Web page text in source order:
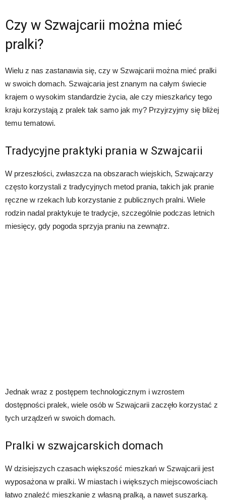
Czy w Szwajcarii można mieć
pralki?
Wielu z nas zastanawia się, czy w Szwajcarii można mieć pralki
w swoich domach. Szwajcaria jest znanym na całym świecie
krajem o wysokim standardzie życia, ale czy mieszkańcy tego
kraju korzystają z pralek tak samo jak my? Przyjrzyjmy się bliżej
temu tematowi.
Tradycyjne praktyki prania w Szwajcarii
W przeszłości, zwłaszcza na obszarach wiejskich, Szwajcarzy
często korzystali z tradycyjnych metod prania, takich jak pranie
ręczne w rzekach lub korzystanie z publicznych pralni. Wiele
rodzin nadal praktykuje te tradycje, szczególnie podczas letnich
miesięcy, gdy pogoda sprzyja praniu na zewnątrz.
Jednak wraz z postępem technologicznym i wzrostem
dostępności pralek, wiele osób w Szwajcarii zaczęło korzystać z
tych urządzeń w swoich domach.
Pralki w szwajcarskich domach
W dzisiejszych czasach większość mieszkań w Szwajcarii jest
wyposażona w pralki. W miastach i większych miejscowościach
łatwo znaleźć mieszkanie z własną pralką, a nawet suszarką.